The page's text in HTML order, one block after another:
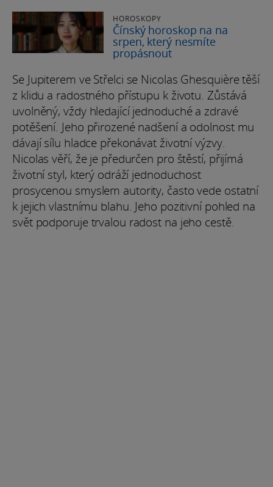
HOROSKOPY
Čínský horoskop na na
srpen, který nesmíte
propásnout
Se Jupiterem ve Střelci se Nicolas Ghesquière těší
z klidu a radostného přístupu k životu. Zůstává
uvolněný, vždy hledající jednoduché a zdravé
potěšení. Jeho přirozené nadšení a odolnost mu
dávají sílu hladce překonávat životní výzvy.
Nicolas věří, že je předurčen pro štěstí, přijímá
životní styl, který odráží jednoduchost
prosycenou smyslem autority, často vede ostatní
k jejich vlastnímu blahu. Jeho pozitivní pohled na
svět podporuje trvalou radost na jeho cestě.